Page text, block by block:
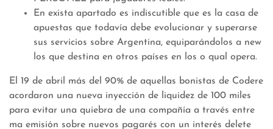
En exista apartado es indiscutible que es la casa de
apuestas que todavía debe evolucionar y superarse
sus servicios sobre Argentina, equiparándolos a new
los que destina en otros países en los o qual opera.
El 19 de abril más del 90% de aquellas bonistas de Codere
acordaron una nueva inyección de liquidez de 100 miles
para evitar una quiebra de una compañía a través entre
ma emisión sobre nuevos pagarés con un interés delete